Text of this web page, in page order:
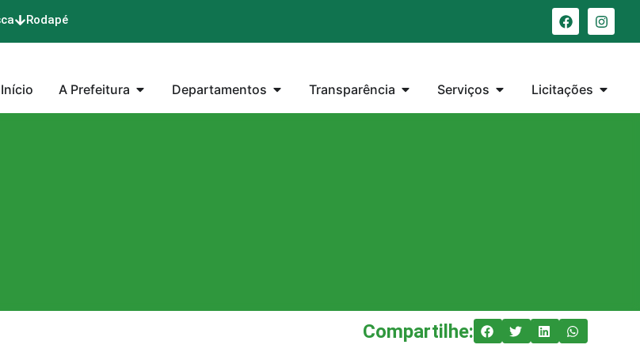
Rodapé
Início A Prefeitura Departamentos Transparência Serviços Licitações
Compartilhe: